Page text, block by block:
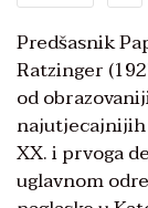
Predšasnik
Ratzinger
od
XX. i prvoga
uglavnom